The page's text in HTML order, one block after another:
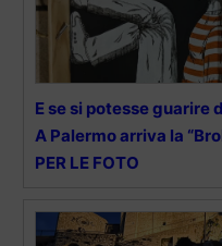
E se si potesse guarire
A Palermo arriva la
PER LE FOTO